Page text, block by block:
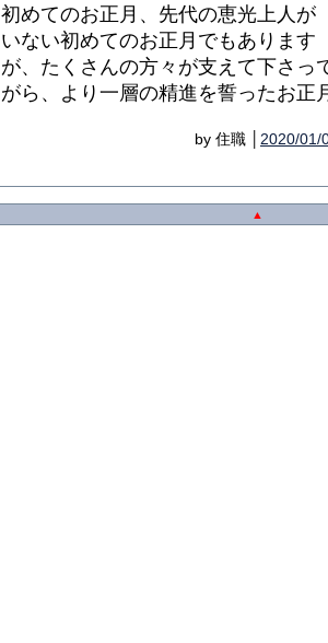
初めてのお正月、先代の恵光上人が
いない初めてのお正月でもあります
が、たくさんの方々が支えて下さっ
がら、より一層の精進を誓ったお正
by 住職 │ 2020/01/
▲